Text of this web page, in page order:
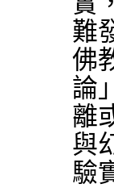
難
佛
論
離
與
驗